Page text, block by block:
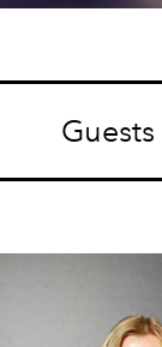
Guests